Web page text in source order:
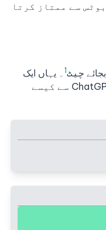
سے ممتاز کرتا
چیٹ1 ۔ یہاں ایک
مثال ہے جو آپ کو دکھاتی ہے کہ یہ ChatGPT سے کیسے